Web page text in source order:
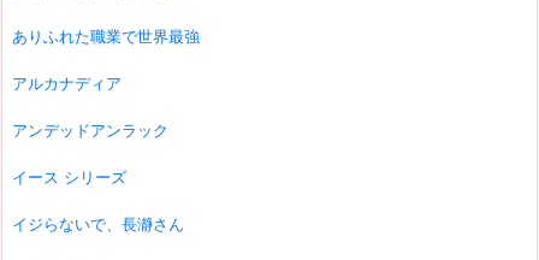
ありふれた職業で世界最強
アルカナディア
アンデッドアンラック
イース シリーズ
イジらないで、長瀞さん